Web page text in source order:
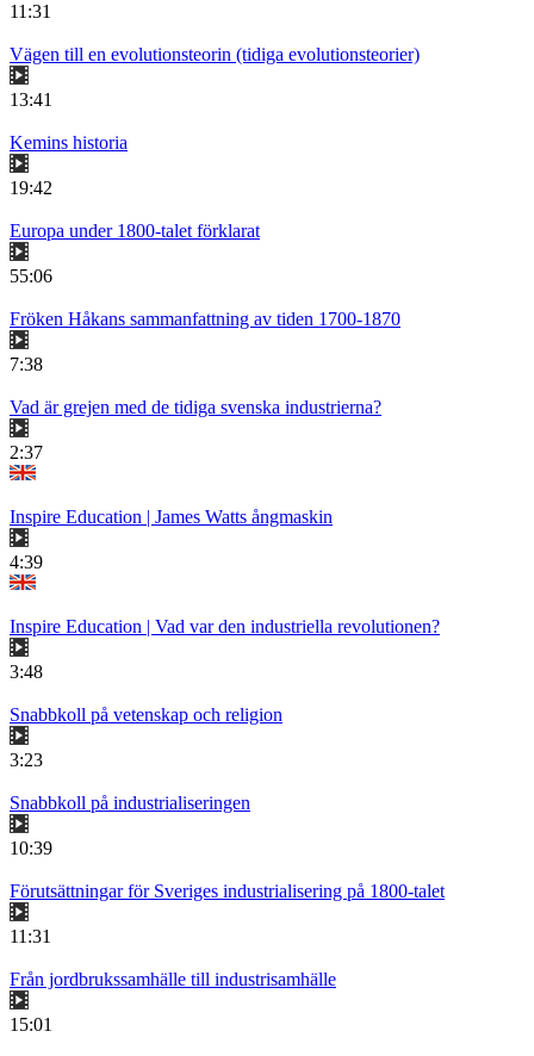
11:31
Vägen till en evolutionsteorin (tidiga evolutionsteorier)
13:41
Kemins historia
19:42
Europa under 1800-talet förklarat
55:06
Fröken Håkans sammanfattning av tiden 1700-1870
7:38
Vad är grejen med de tidiga svenska industrierna?
2:37
Inspire Education | James Watts ångmaskin
4:39
Inspire Education | Vad var den industriella revolutionen?
3:48
Snabbkoll på vetenskap och religion
3:23
Snabbkoll på industrialiseringen
10:39
Förutsättningar för Sveriges industrialisering på 1800-talet
11:31
Från jordbrukssamhälle till industrisamhälle
15:01